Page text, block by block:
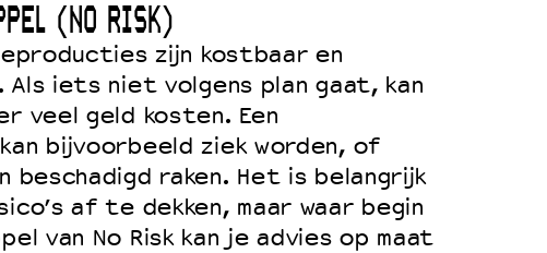
(NO RISK)
zijn kostbaar en
Als iets niet volgens plan gaat, kan
veel geld kosten. Een
bijvoorbeeld ziek worden, of
beschadigd raken. Het is belangrijk
af te dekken, maar waar begin
van No Risk kan je advies op maat